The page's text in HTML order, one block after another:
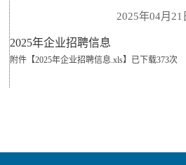
2025年04月21
2025年企业招聘信息
附件【2025年企业招聘信息.xls】 已下载373次